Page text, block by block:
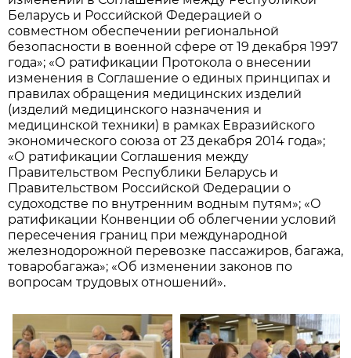
Беларусь и Российской Федерацией о
совместном обеспечении региональной
безопасности в военной сфере от 19 декабря 1997
года»; «О ратификации Протокола о внесении
изменения в Соглашение о единых принципах и
правилах обращения медицинских изделий
(изделий медицинского назначения и
медицинской техники) в рамках Евразийского
экономического союза от 23 декабря 2014 года»;
«О ратификации Соглашения между
Правительством Республики Беларусь и
Правительством Российской Федерации о
судоходстве по внутренним водным путям»; «О
ратификации Конвенции об облегчении условий
пересечения границ при международной
железнодорожной перевозке пассажиров, багажа,
товаробагажа»; «Об изменении законов по
вопросам трудовых отношений».